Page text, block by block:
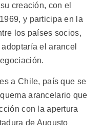
creación, con el
y participa en la
los países socios,
el arancel
a Chile, país que se
arancelario que
con la apertura
de Augusto